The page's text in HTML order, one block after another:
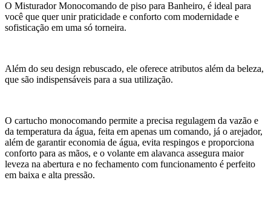
O Misturador Monocomando de piso para Banheiro, é ideal para
você que quer unir praticidade e conforto com modernidade e
sofisticação em uma só torneira.
Além do seu design rebuscado, ele oferece atributos além da beleza,
que são indispensáveis para a sua utilização.
O cartucho monocomando permite a precisa regulagem da vazão e
da temperatura da água, feita em apenas um comando, já o arejador,
além de garantir economia de água, evita respingos e proporciona
conforto para as mãos, e o volante em alavanca assegura maior
leveza na abertura e no fechamento com funcionamento é perfeito
em baixa e alta pressão.